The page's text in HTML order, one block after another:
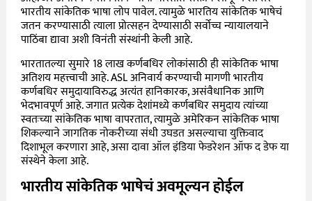
भारतीय सांकेतिक भाषा लोप पावेल. त्यामुळे भारतिय सांकेतिक भाषेचं
जतन करण्यासाठी त्याला प्रोत्सहन देण्यासाठी सर्वोच्च न्यायालयाने
पाठिंबा द्यावा अशी विनंती संस्थांनी केली आहे.
भारतातल्या सुमारे 18 लाख कर्णबधिर लोकांसाठी ही सांकेतिक भाषा
अतिशय महत्त्वाची आहे. ASL अनिवार्य करण्याची मागणी भारतीय
कर्णबधिर समुदायाविरुद्ध अत्यंत हानिकारक, असंवैधानिक आणि
भेदभावपूर्ण आहे. जगात प्रत्येक देशांमध्ये कर्णबधिर समुदाय त्यांच्या
स्वतःच्या सांकेतिक भाषा वापरतात, त्यामुळे अमेरिकन सांकेतिक भाषा
शिकल्याने जागतिक नोकरीच्या संधी उघडत असल्याचा युक्तिवाद
दिशाभूल करणारा आहे, असा दावा ऑल इंडिया फेडरेशन ऑफ द डेफ या
संस्थेने केला आहे.
भारतीय सांकेतिक भाषेचं अवमूल्यन होईल